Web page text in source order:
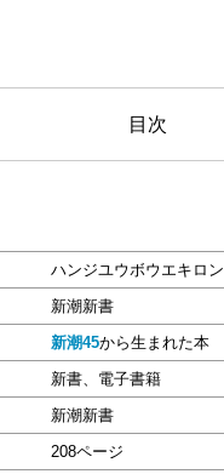
目次
ハンジユウボウエキロン
新潮新書
新潮45から生まれた本
新書、電子書籍
新潮新書
208ページ